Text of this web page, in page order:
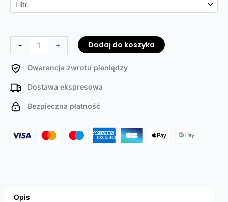
-
Accelerator
+ Dodaj do koszyka
Gwarancja zwrotu pieniędzy
Dostawa ekspresowa
Bezpieczna płatność
Opis